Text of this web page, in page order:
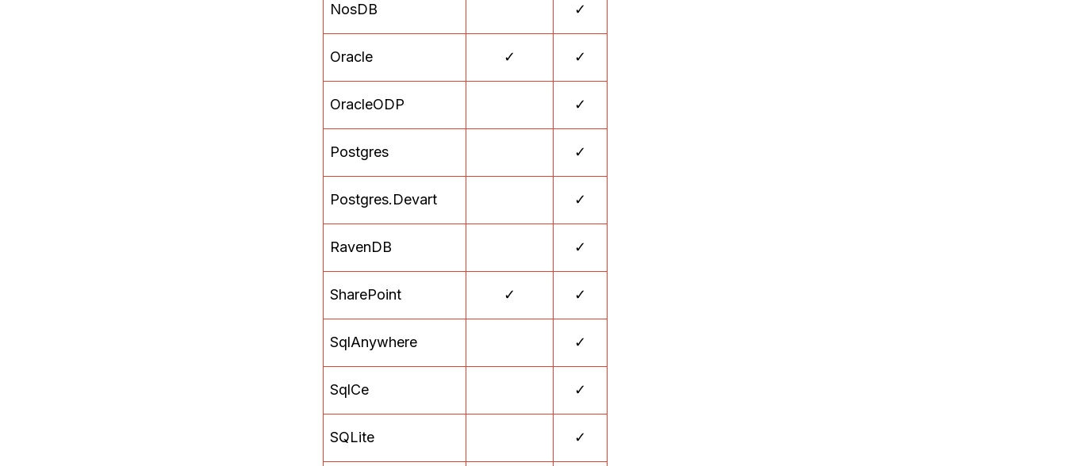
NosDB ✓
Oracle ✓ ✓
OracleODP ✓
Postgres ✓
Postgres.Devart ✓
RavenDB ✓
SharePoint ✓ ✓
SqlAnywhere ✓
SqlCe ✓
SQLite ✓